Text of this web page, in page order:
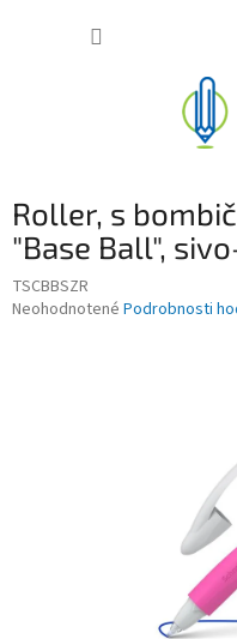
Roller, s
"Base Ball",
TSCBBSZR
Priemerné
Neohodnotené Podrobnosti